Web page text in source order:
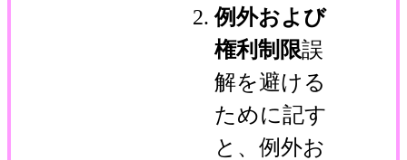
例外および
権利制限誤
解を避ける
ために記す
と、例外お